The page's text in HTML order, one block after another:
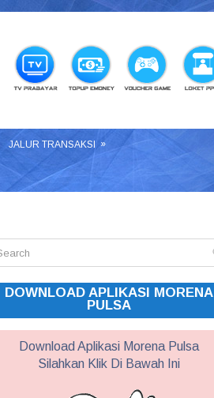
JALUR TRANSAKSI »
DOWNLOAD APLIKASI MORENA
PULSA
Download Aplikasi Morena Pulsa
Silahkan Klik Di Bawah Ini